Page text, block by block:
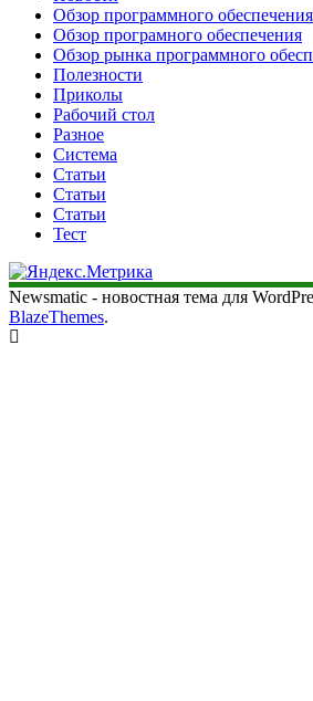
Обзор программного обеспечения
Обзор програмного обеспечения
Обзор рынка программного
Полезности
Приколы
Рабочий стол
Разное
Система
Статьи
Статьи
Статьи
Тест
Newsmatic - новостная тема для
BlazeThemes.